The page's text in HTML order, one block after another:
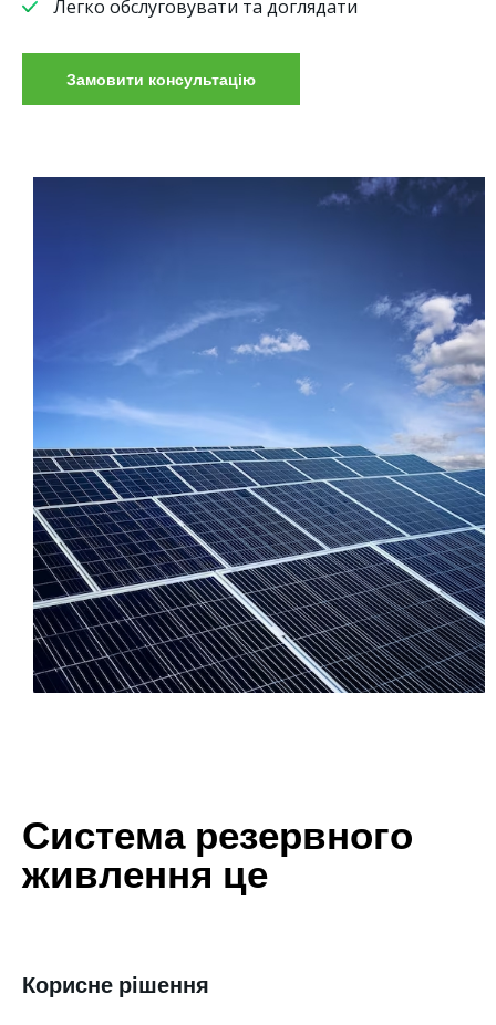
Легко обслуговувати та доглядати
Замовити консультацію
Система резервного
живлення це
Корисне рішення